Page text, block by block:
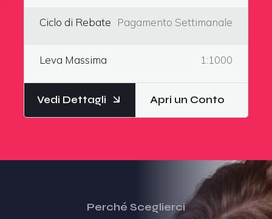
Ciclo di Rebate Pagamento Settimanale
Leva Massima 1:1000
Vedi Dettagli Apri un Conto
Perché Sceglierci